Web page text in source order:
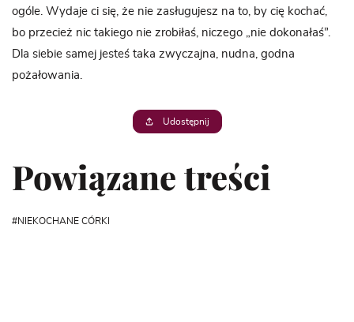
ogóle. Wydaje ci się, że nie zasługujesz na to, by cię kochać,
bo przecież nic takiego nie zrobiłaś, niczego „nie dokonałaś”.
Dla siebie samej jesteś taka zwyczajna, nudna, godna
pożałowania.
Udostępnij
Powiązane treści
NIEKOCHANE CÓRKI